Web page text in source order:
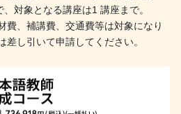
対象となる講座は1 講座まで。
費、補講費、交通費等は対象になり
差し引いて申請してください。